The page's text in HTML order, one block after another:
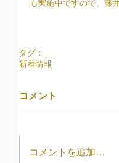
も実施中ですので、藤
タグ：
新着情報
コメント
コメントを追加…